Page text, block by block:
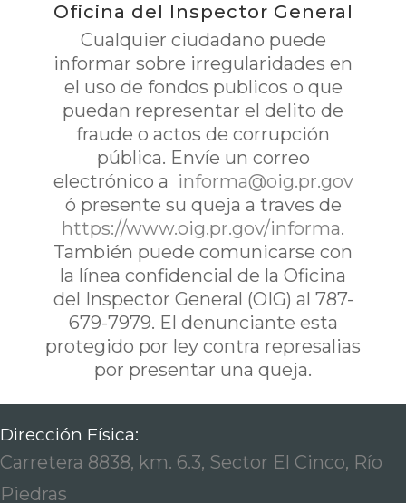
Oficina del Inspector General
Cualquier ciudadano puede
informar sobre irregularidades en
el uso de fondos publicos o que
puedan representar el delito de
fraude o actos de corrupción
pública. Envíe un correo
electrónico a informa@oig.pr.gov
ó presente su queja a traves de
https://www.oig.pr.gov/informa.
También puede comunicarse con
la línea confidencial de la Oficina
del Inspector General (OIG) al 787-
679-7979. El denunciante esta
protegido por ley contra represalias
por presentar una queja.
Dirección Física:
Carretera 8838, km. 6.3, Sector El Cinco, Río
Piedras